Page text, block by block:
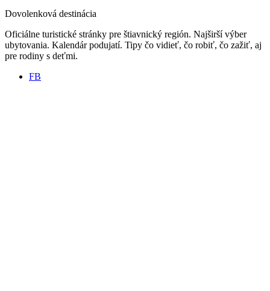
Dovolenková destinácia
Oficiálne turistické stránky pre štiavnický región. Najširší výber
ubytovania. Kalendár podujatí. Tipy čo vidieť, čo robiť, čo zažiť, aj
pre rodiny s deťmi.
FB